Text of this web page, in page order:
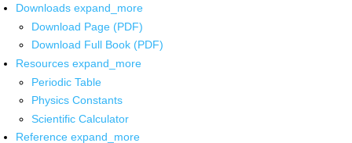
Downloads expand_more
Download Page (PDF)
Download Full Book (PDF)
Resources expand_more
Periodic Table
Physics Constants
Scientific Calculator
Reference expand_more